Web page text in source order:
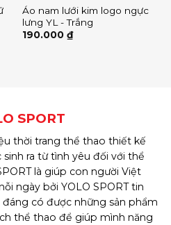
Áo nam lưới kim logo ngực
lưng YL - Trắng
190.000 ₫
SPORT
thời trang thể thao thiết kế
ra từ tình yêu đối với thể
là giúp con người Việt
ngày bởi YOLO SPORT tin
có được những sản phẩm
thể thao để giúp mình năng